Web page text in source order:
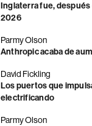
Inglaterra fue, después
2026
Parmy Olson
Anthropic acaba de
David Fickling
Los puertos que
electrificando
Parmy Olson